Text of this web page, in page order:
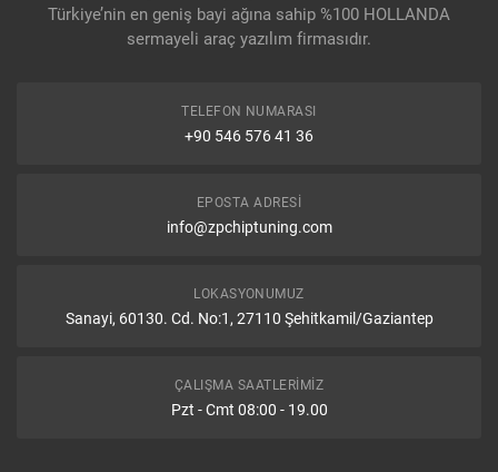
Türkiye’nin en geniş bayi ağına sahip %100 HOLLANDA
sermayeli araç yazılım firmasıdır.
TELEFON NUMARASI
+90 546 576 41 36
EPOSTA ADRESI
info@zpchiptuning.com
LOKASYONUMUZ
Sanayi, 60130. Cd. No:1, 27110 Şehitkamil/Gaziantep
ÇALIŞMA SAATLERIMIZ
Pzt - Cmt 08:00 - 19.00